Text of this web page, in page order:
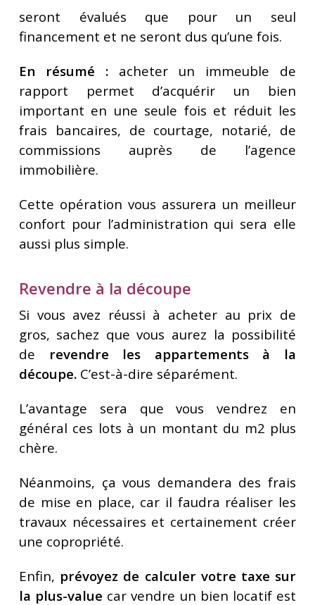
seront évalués que pour un seul
financement et ne seront dus qu’une fois.
En résumé : acheter un immeuble de
rapport permet d’acquérir un bien
important en une seule fois et réduit les
frais bancaires, de courtage, notarié, de
commissions auprès de l’agence
immobilière.
Cette opération vous assurera un meilleur
confort pour l’administration qui sera elle
aussi plus simple.
Revendre à la découpe
Si vous avez réussi à acheter au prix de
gros, sachez que vous aurez la possibilité
de revendre les appartements à la
découpe.C’est-à-dire séparément.
L’avantage sera que vous vendrez en
général ces lots à un montant du m2 plus
chère.
Néanmoins, ça vous demandera des frais
de mise en place, car il faudra réaliser les
travaux nécessaires et certainement créer
une copropriété.
Enfin, prévoyez de calculer votre taxe sur
la plus-value car vendre un bien locatif est